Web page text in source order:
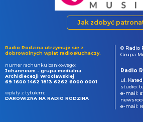
Jak zdobyć
Radio Rodzina utrzymuje się z
dobrowolnych wpłat radiosłuchaczy.
numer rachunku bankowego:
Johanneum - grupa medialna
Archidiecezji Wrocławskiej
69 1600 1462 1813 6262 6000 0001
wpłaty z tytułem:
DAROWIZNA NA RADIO RODZINA
© Radio
Grupa
Radio
ul.
studio:
e-mail:
e-mail: